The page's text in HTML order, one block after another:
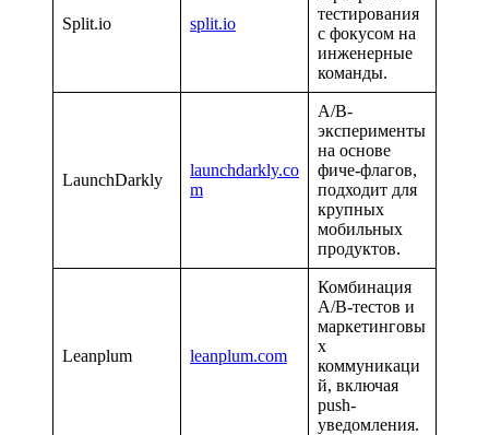
Split.io split.io
тестирования
с фокусом на
инженерные
команды.
LaunchDarkly
launchdarkly.co
m
A/B-
эксперименты
на основе
фиче-флагов,
подходит для
крупных
мобильных
продуктов.
Leanplum leanplum.com
Комбинация
A/B-тестов и
маркетинговы
х
коммуникаци
й, включая
push-
уведомления.